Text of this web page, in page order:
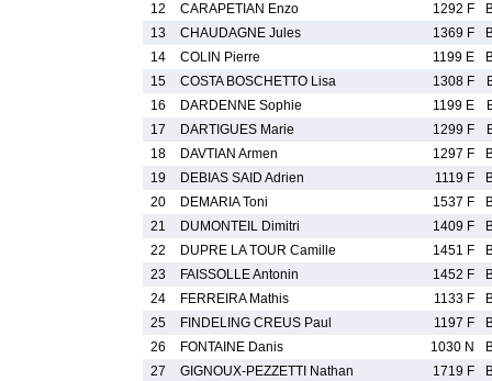
12
CARAPETIAN Enzo 1292 F
13
CHAUDAGNE Jules 1369 F
14
COLIN Pierre 1199 E
15
COSTA BOSCHETTO Lisa 1308 F
16
DARDENNE Sophie 1199 E
17
DARTIGUES Marie 1299 F
18
DAVTIAN Armen 1297 F
19
DEBIAS SAID Adrien 1119 F
20
DEMARIA Toni 1537 F
21
DUMONTEIL Dimitri 1409 F
22
DUPRE LA TOUR Camille 1451 F
23
FAISSOLLE Antonin 1452 F
24
FERREIRA Mathis 1133 F
25
FINDELING CREUS Paul 1197 F
26
FONTAINE Danis 1030 N
27
GIGNOUX-PEZZETTI Nathan 1719 F